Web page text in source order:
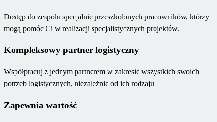
Dostęp do zespołu specjalnie przeszkolonych pracowników, którzy
mogą pomóc Ci w realizacji specjalistycznych projektów.
Kompleksowy partner logistyczny
Współpracuj z jednym partnerem w zakresie wszystkich swoich
potrzeb logistycznych, niezależnie od ich rodzaju.
Zapewnia wartość